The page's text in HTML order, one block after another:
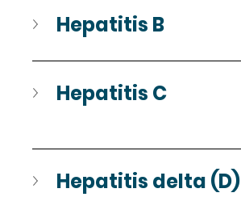
Hepatitis B
Hepatitis C
Hepatitis delta (D)